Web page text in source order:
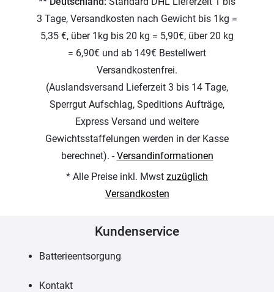
3 Tage, Versandkosten nach Gewicht bis 1kg =
5,35 €, über 1kg bis 20 kg = 5,90€, über 20 kg
= 6,90€ und ab 149€ Bestellwert
Versandkostenfrei.
(Auslandsversand Lieferzeit 3 bis 14 Tage,
Sperrgut Aufschlag, Speditions Aufträge,
Express Versand und weitere
Gewichtsstaffelungen werden in der Kasse
berechnet). -Versandinformationen
* Alle Preise inkl. Mwst zuzüglich
Versandkosten
Kundenservice
Batterieentsorgung
Kontakt